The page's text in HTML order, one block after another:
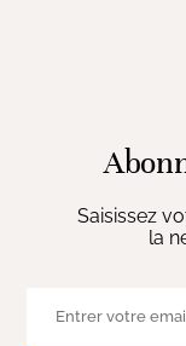
Saisissez
la